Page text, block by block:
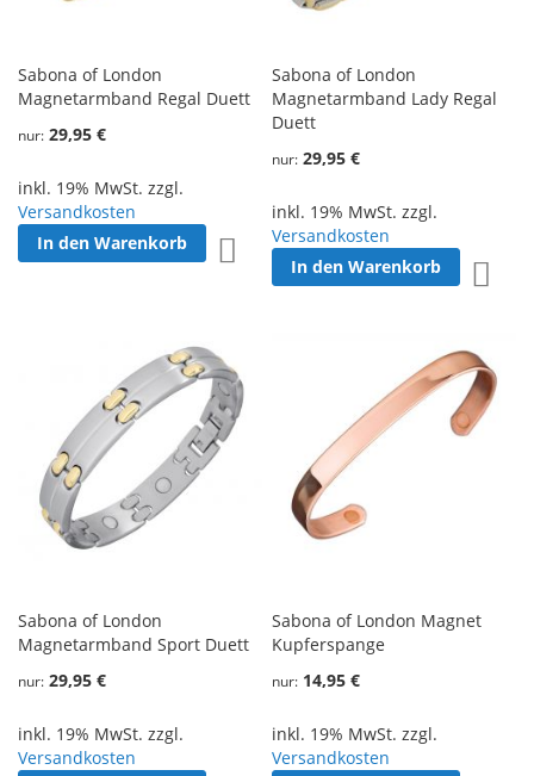
Sabona of London
Magnetarmband Regal Duett
nur 29,95 €
inkl. 19% MwSt. zzgl.
Versandkosten
In den Warenkorb
Zur Wunschliste hinzufügen
Sabona of London
Magnetarmband Lady Regal
Duett
nur 29,95 €
inkl. 19% MwSt. zzgl.
Versandkosten
In den Warenkorb
Sabona of London
Magnetarmband Sport Duett
nur 29,95 €
inkl. 19% MwSt. zzgl.
Versandkosten
Sabona of London Magnet
Kupferspange
nur 14,95 €
inkl. 19% MwSt. zzgl.
Versandkosten